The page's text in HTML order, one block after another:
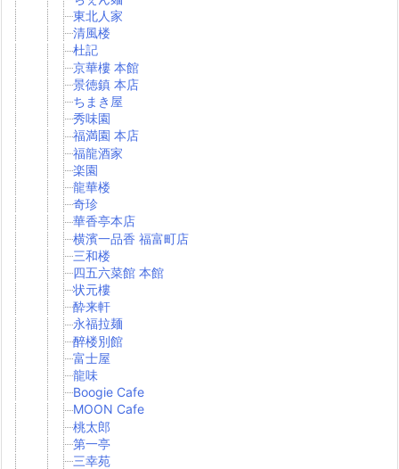
東北人家
清風楼
杜記
京華樓 本館
景徳鎮 本店
ちまき屋
秀味園
福満園 本店
福龍酒家
楽園
龍華楼
奇珍
華香亭本店
横濱一品香 福富町店
三和楼
四五六菜館 本館
状元樓
酔来軒
永福拉麺
醉楼別館
富士屋
龍味
Boogie Cafe
MOON Cafe
桃太郎
第一亭
三幸苑